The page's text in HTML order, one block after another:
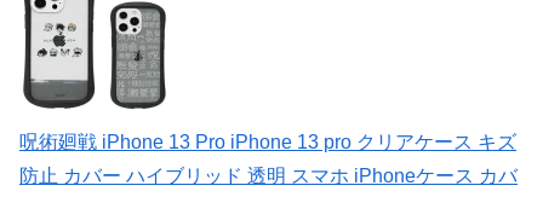
呪術廻戦 iPhone 13 Pro iPhone 13 pro クリアケース キズ
防止 カバー ハイブリッド 透明 スマホ iPhoneケース カバ